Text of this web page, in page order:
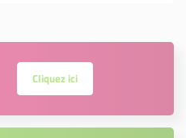
Cliquez ici